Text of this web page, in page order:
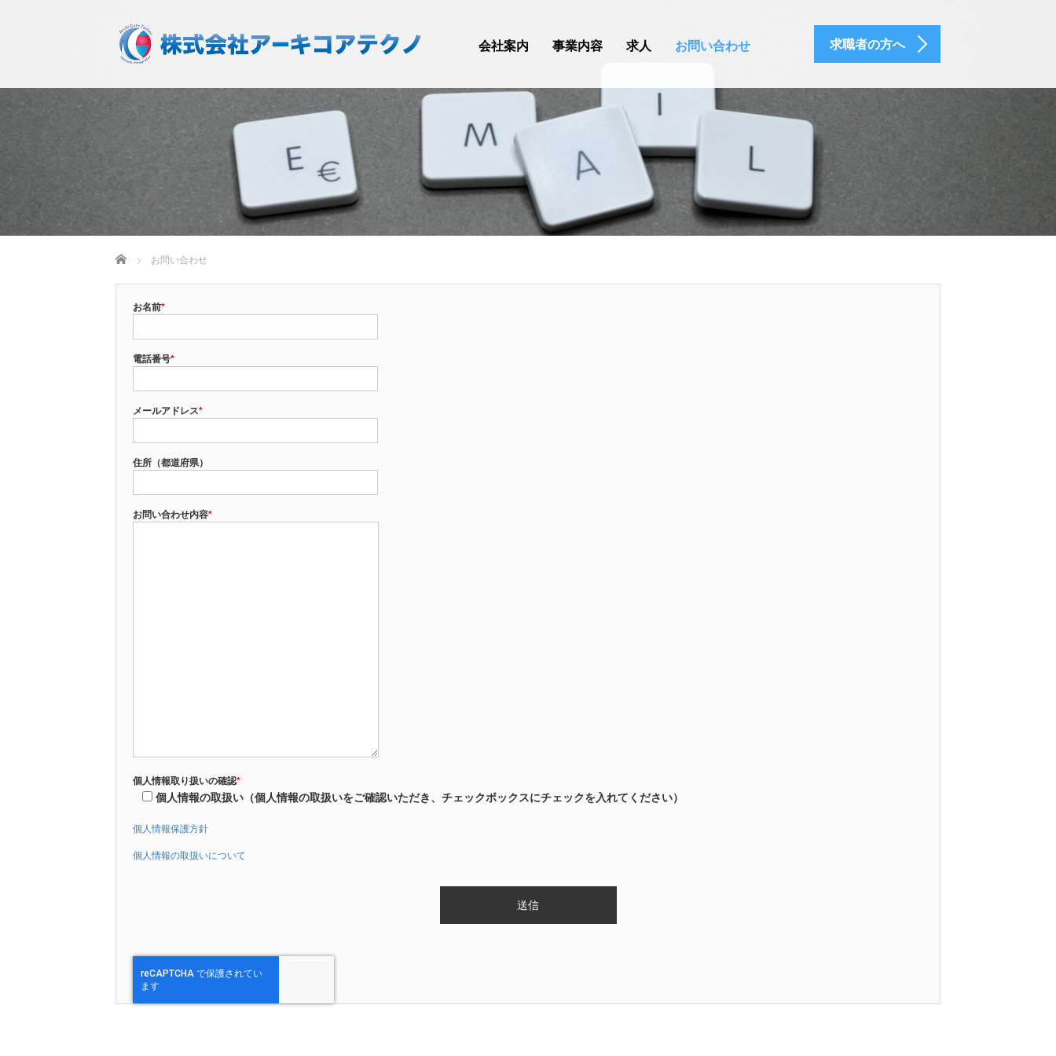
会社案内 事業内容 求人 お問い合わせ 求職者の方へ
ホーム お問い合わせ
お名前*
電話番号*
メールアドレス*
住所（都道府県）
お問い合わせ内容*
個人情報取り扱いの確認*
個人情報の取扱い（個人情報の取扱いをご確認いただき、チェックボックスにチェックを入れてください）
個人情報保護方針
個人情報の取扱いについて